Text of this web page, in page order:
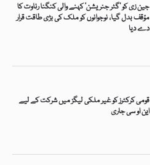
جین زی کو ’گٹر جنریشن‘ کہنے والی کنگنا رناوت کا
مؤقف بدل گیا، نوجوانوں کو ملک کی بڑی طاقت قرار
دے دیا
قومی کرکٹرز کو غیر ملکی لیگز میں شرکت کے لیے
این او سی جاری